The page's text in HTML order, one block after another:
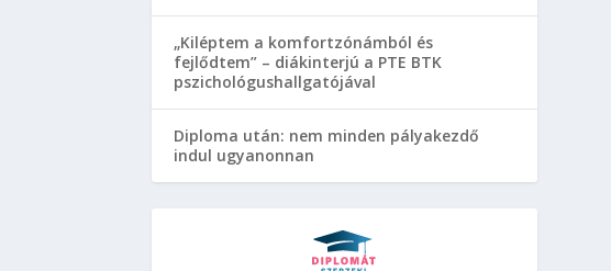
„Kiléptem a komfortzónámból és
fejlődtem” – diákinterjú a PTE BTK
pszichológushallgatójával
Diploma után: nem minden pályakezdő
indul ugyanonnan